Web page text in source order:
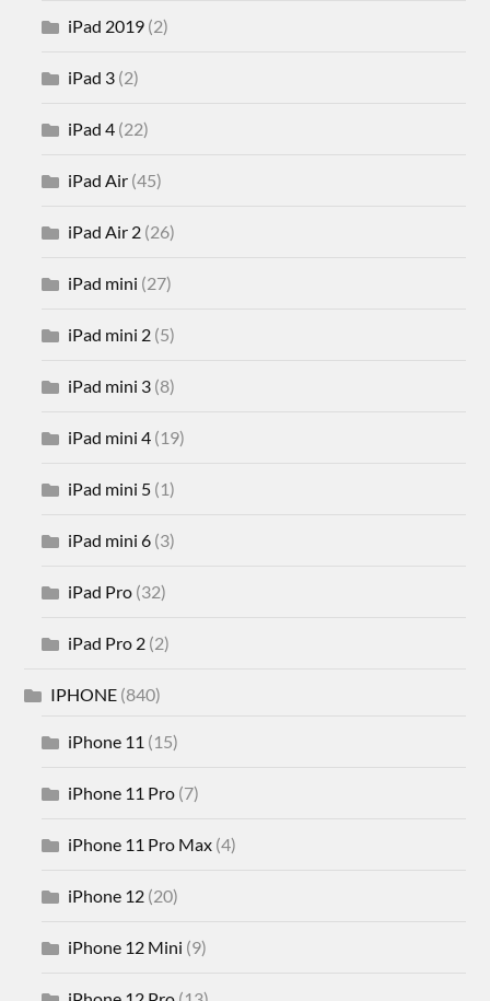
iPad 2019 (2)
iPad 3 (2)
iPad 4 (22)
iPad Air (45)
iPad Air 2 (26)
iPad mini (27)
iPad mini 2 (5)
iPad mini 3 (8)
iPad mini 4 (19)
iPad mini 5 (1)
iPad mini 6 (3)
iPad Pro (32)
iPad Pro 2 (2)
IPHONE (840)
iPhone 11 (15)
iPhone 11 Pro (7)
iPhone 11 Pro Max (4)
iPhone 12 (20)
iPhone 12 Mini (9)